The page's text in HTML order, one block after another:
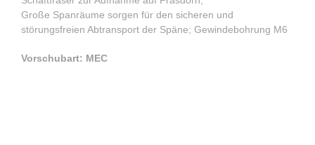
Große Spanräume sorgen für den sicheren und
störungsfreien Abtransport der Späne; Gewindebohrung M6
Vorschubart: MEC